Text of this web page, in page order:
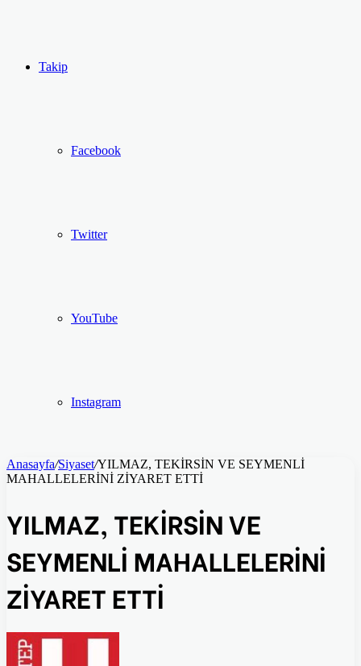
...
Ol
Takip
Facebook
Twitter
YouTube
Instagram
Anasayfa/Siyaset/YILMAZ, TEKİRSİN VE SEYMENLİ
MAHALLELERİNİ ZİYARET ETTİ
YILMAZ, TEKİRSİN VE
SEYMENLİ MAHALLELERİNİ
ZİYARET ETTİ